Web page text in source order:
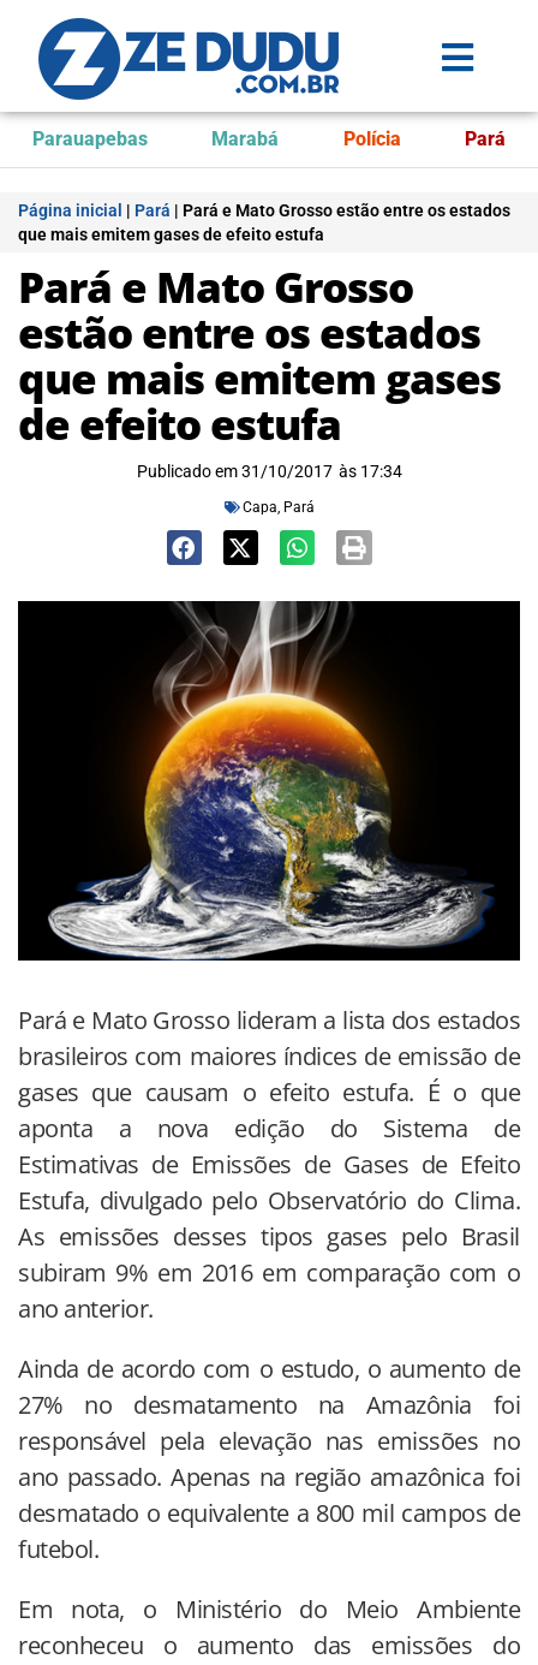
Parauapebas Marabá Polícia Pará
Página inicial | Pará | Pará e Mato Grosso estão entre os estados
que mais emitem gases de efeito estufa
Pará e Mato Grosso
estão entre os estados
que mais emitem gases
de efeito estufa
Publicado em 31/10/2017 às 17:34
Capa, Pará
Pará e Mato Grosso lideram a lista dos estados
brasileiros com maiores índices de emissão de
gases que causam o efeito estufa. É o que
aponta a nova edição do Sistema de
Estimativas de Emissões de Gases de Efeito
Estufa, divulgado pelo Observatório do Clima.
As emissões desses tipos gases pelo Brasil
subiram 9% em 2016 em comparação com o
ano anterior.
Ainda de acordo com o estudo, o aumento de
27% no desmatamento na Amazônia foi
responsável pela elevação nas emissões no
ano passado. Apenas na região amazônica foi
desmatado o equivalente a 800 mil campos de
futebol.
Em nota, o Ministério do Meio Ambiente
reconheceu o aumento das emissões do